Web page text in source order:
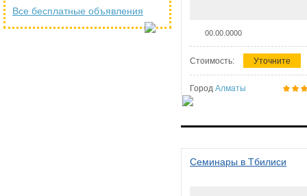
Все бесплатные объявления
00.00.0000
Стоимость: Уточните
Город Алматы
Семинары в Тбилиси